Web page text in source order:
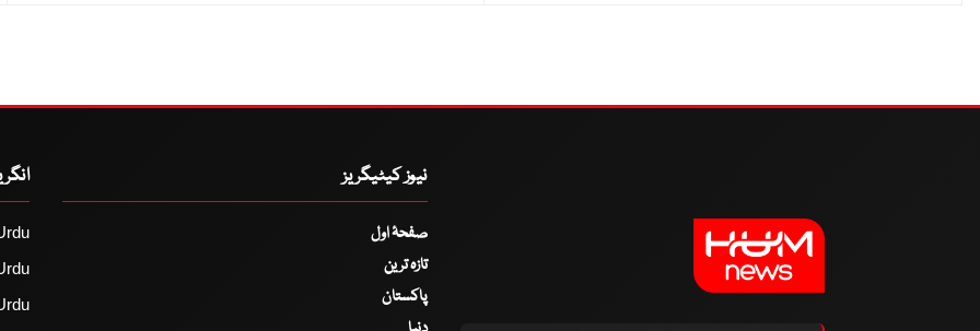
نیوز کیٹیگریز
صفحۂ اول
تازہ ترین
پاکستان